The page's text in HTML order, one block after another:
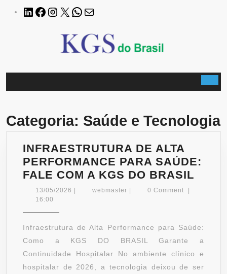
LinkedInFacebook
Instagram
X WhatsApp
Categoria: Saúde e Tecnologia
INFRAESTRUTURA DE ALTA
PERFORMANCE PARA SAÚDE:
FALE COM A KGS DO BRASIL
PARA
FALE
COM
13/05/2026 13/05/2026webmaster webmaster0 Comment
16:00
Infraestrutura de Alta Performance para Saúde:
Como a KGS DO BRASIL Garante a
Continuidade Hospitalar No ambiente clínico e
hospitalar de 2026, a tecnologia deixou de ser